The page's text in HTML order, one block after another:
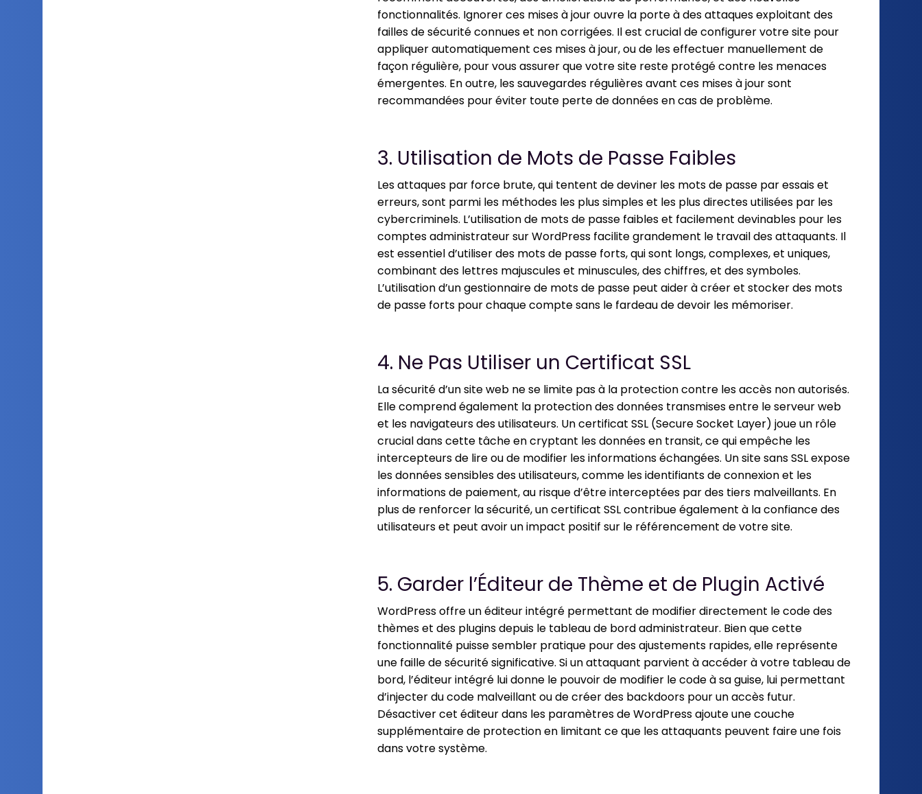
fonctionnalités. Ignorer ces mises à jour ouvre la porte à des attaques exploitant des
failles de sécurité connues et non corrigées. Il est crucial de configurer votre site pour
appliquer automatiquement ces mises à jour, ou de les effectuer manuellement de
façon régulière, pour vous assurer que votre site reste protégé contre les menaces
émergentes. En outre, les sauvegardes régulières avant ces mises à jour sont
recommandées pour éviter toute perte de données en cas de problème.
3. Utilisation de Mots de Passe Faibles
Les attaques par force brute, qui tentent de deviner les mots de passe par essais et
erreurs, sont parmi les méthodes les plus simples et les plus directes utilisées par les
cybercriminels. L’utilisation de mots de passe faibles et facilement devinables pour les
comptes administrateur sur WordPress facilite grandement le travail des attaquants. Il
est essentiel d’utiliser des mots de passe forts, qui sont longs, complexes, et uniques,
combinant des lettres majuscules et minuscules, des chiffres, et des symboles.
L’utilisation d’un gestionnaire de mots de passe peut aider à créer et stocker des mots
de passe forts pour chaque compte sans le fardeau de devoir les mémoriser.
4. Ne Pas Utiliser un Certificat SSL
La sécurité d’un site web ne se limite pas à la protection contre les accès non autorisés.
Elle comprend également la protection des données transmises entre le serveur web
et les navigateurs des utilisateurs. Un certificat SSL (Secure Socket Layer) joue un rôle
crucial dans cette tâche en cryptant les données en transit, ce qui empêche les
intercepteurs de lire ou de modifier les informations échangées. Un site sans SSL expose
les données sensibles des utilisateurs, comme les identifiants de connexion et les
informations de paiement, au risque d’être interceptées par des tiers malveillants. En
plus de renforcer la sécurité, un certificat SSL contribue également à la confiance des
utilisateurs et peut avoir un impact positif sur le référencement de votre site.
5. Garder l’Éditeur de Thème et de Plugin Activé
WordPress offre un éditeur intégré permettant de modifier directement le code des
thèmes et des plugins depuis le tableau de bord administrateur. Bien que cette
fonctionnalité puisse sembler pratique pour des ajustements rapides, elle représente
une faille de sécurité significative. Si un attaquant parvient à accéder à votre tableau de
bord, l’éditeur intégré lui donne le pouvoir de modifier le code à sa guise, lui permettant
d’injecter du code malveillant ou de créer des backdoors pour un accès futur.
Désactiver cet éditeur dans les paramètres de WordPress ajoute une couche
supplémentaire de protection en limitant ce que les attaquants peuvent faire une fois
dans votre système.